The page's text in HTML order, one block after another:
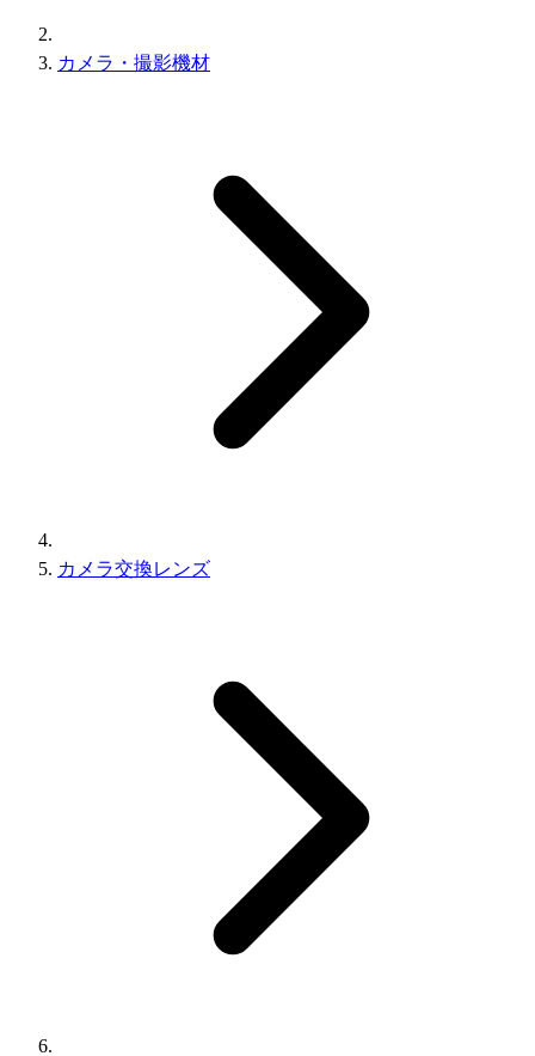
カメラ・撮影機材
カメラ交換レンズ